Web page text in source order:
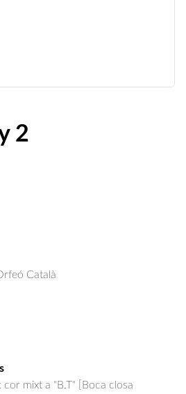
2
Català
mixt a "B.T" [Boca closa